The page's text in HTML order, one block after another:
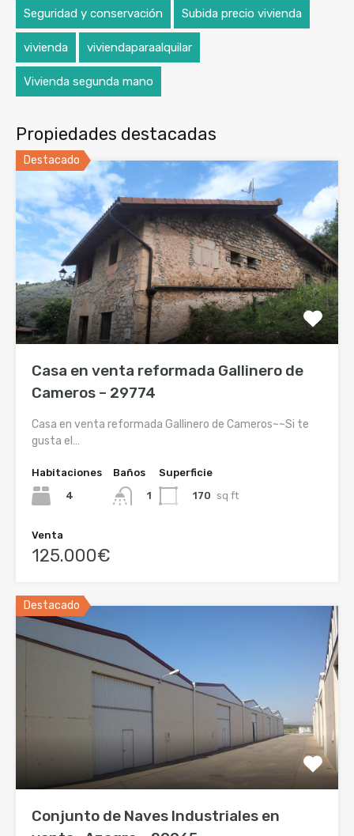
Seguridad y conservación Subida precio vivienda
vivienda viviendaparaalquilar
Vivienda segunda mano
Propiedades destacadas
Destacado
Casa en venta reformada Gallinero de
Cameros – 29774
Casa en venta reformada Gallinero de Cameros~~Si te
gusta el…
Habitaciones
4
Baños
1
Superficie
170 sq ft
Venta
125.000€
Destacado
Conjunto de Naves Industriales en